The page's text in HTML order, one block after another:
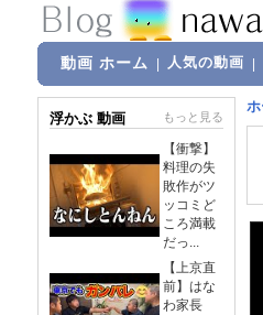
動画 ホーム 人気の動画
浮かぶ 動画 もっと見る
【衝撃】
料理の失
敗作がツ
ッコミど
ころ満載
だっ...
【上京直
前】はな
わ家長